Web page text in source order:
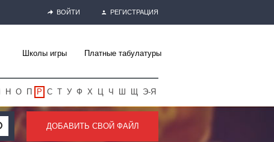
ВОЙТИ РЕГИСТРАЦИЯ
Школы игры Платные табулатуры
Н О П Р С Т У Ф Х Ц Ч Ш Щ Э-Я
ДОБАВИТЬ СВОЙ ФАЙЛ